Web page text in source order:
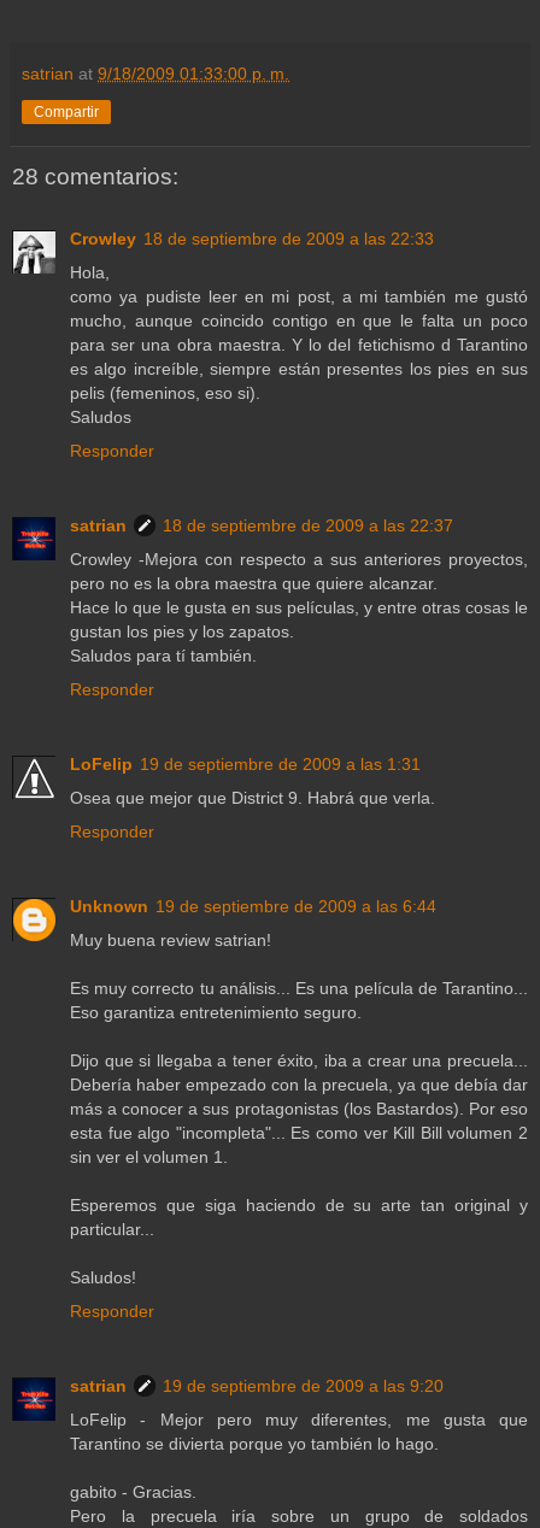
satrian at 9/18/2009 01:33:00 p. m.
Compartir
28 comentarios:
Crowley 18 de septiembre de 2009 a las 22:33
Hola,
como ya pudiste leer en mi post, a mi también me gustó
mucho, aunque coincido contigo en que le falta un poco
para ser una obra maestra. Y lo del fetichismo d Tarantino
es algo increíble, siempre están presentes los pies en sus
pelis (femeninos, eso si).
Saludos
Responder
satrian
18 de septiembre de 2009 a las 22:37
Crowley -Mejora con respecto a sus anteriores proyectos,
pero no es la obra maestra que quiere alcanzar.
Hace lo que le gusta en sus películas, y entre otras cosas le
gustan los pies y los zapatos.
Saludos para tí también.
Responder
LoFelip 19 de septiembre de 2009 a las 1:31
Osea que mejor que District 9. Habrá que verla.
Responder
Unknown 19 de septiembre de 2009 a las 6:44
Muy buena review satrian!
Es muy correcto tu análisis... Es una película de Tarantino...
Eso garantiza entretenimiento seguro.
Dijo que si llegaba a tener éxito, iba a crear una precuela...
Debería haber empezado con la precuela, ya que debía dar
más a conocer a sus protagonistas (los Bastardos). Por eso
esta fue algo "incompleta"... Es como ver Kill Bill volumen 2
sin ver el volumen 1.
Esperemos que siga haciendo de su arte tan original y
particular...
Saludos!
Responder
satrian
19 de septiembre de 2009 a las 9:20
LoFelip - Mejor pero muy diferentes, me gusta que
Tarantino se divierta porque yo también lo hago.
gabito - Gracias.
Pero la precuela iría sobre un grupo de soldados